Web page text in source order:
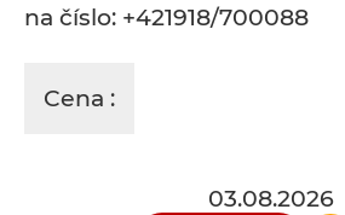
na číslo: +421918/700088
Cena :
03.08.2026